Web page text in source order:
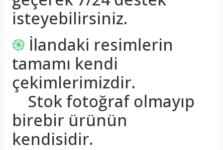
isteyebilirsiniz.
֍ İlandaki resimlerin
tamamı kendi
çekimlerimizdir.
Stok fotoğraf olmayıp
birebir ürünün
kendisidir.